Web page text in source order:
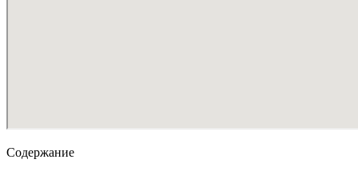
Содержание